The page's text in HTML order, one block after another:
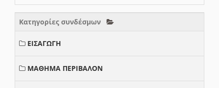
Κατηγορίες συνδέσμων
ΕΙΣΑΓΩΓΗ
ΜΑΘΗΜΑ ΠΕΡΙΒΑΛΟΝ